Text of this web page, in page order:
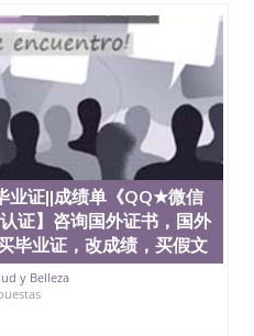
、成绩单、文凭、学历
书制作、假制作、办
文凭、文凭毕业证、毕业
证、使馆证明、使馆留学
、学历认证、文凭认证学
留学生学位认证、英国文
文凭学历、加拿大文凭
微信：
毕业证（San Jose State
毕业证（San Jose State
毕业证（San Jose State
成绩单（San Jose State
成绩单（ San Jose State
成绩单（San Jose State
立大学文凭（San Jose
大学（San Jose State
业证||成绩单《QQ★微信
证】咨询国外证书，国外
毕业证，改成绩，买假文
y Belleza